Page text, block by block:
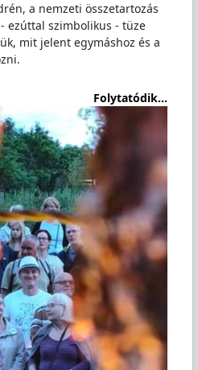
a nemzeti összetartozás
ezúttal szimbolikus - tüze
mit jelent egymáshoz és a
Folytatódik...